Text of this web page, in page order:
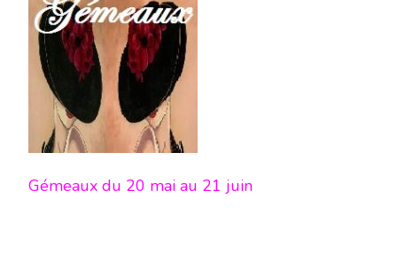
Gémeaux du 20 mai au 21 juin